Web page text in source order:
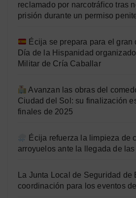
reclamado por narcotráfico tras
prisión durante un permiso
Écija se prepara para el gran
Día de la Hispanidad
Militar de Cría Caballar
Avanzan las obras del
Ciudad del Sol: su finalización
finales de 2025
Écija refuerza la limpieza de
arroyuelos ante la llegada de
La Junta Local de Seguridad de
coordinación para los eventos